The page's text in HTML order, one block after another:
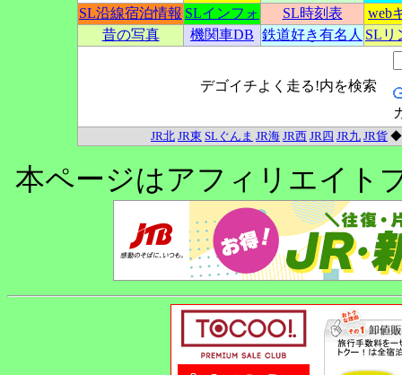
SL沿線宿泊情報 SLインフォ SL時刻表
web
昔の写真
機関車DB 鉄道好き有名人 SLリ
デゴイチよく走る!内を検索
JR北 JR東 SLぐんま JR海 JR西 JR四 JR九 JR貨
本ページはアフィリエイト